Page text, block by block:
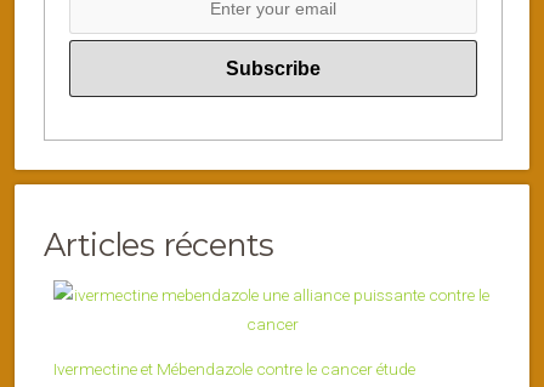
Articles récents
Ivermectine et Mébendazole contre le cancer étude